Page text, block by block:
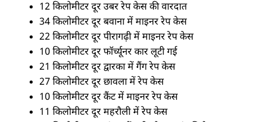
12 किलोमीटर दूर उबर रेप केस की वारदात
34 किलोमीटर दूर बवाना में माइनर रेप केस
22 किलोमीटर दूर पीरागढ़ी में माइनर रेप केस
10 किलोमीटर दूर फॉर्च्यूनर कार लूटी गई
21 किलोमीटर दूर द्वारका में गैंग रेप केस
27 किलोमीटर दूर छावला में रेप केस
10 किलोमीटर दूर कैंट में माइनर रेप केस
11 किलोमीटर दूर महरौली में रेप केस